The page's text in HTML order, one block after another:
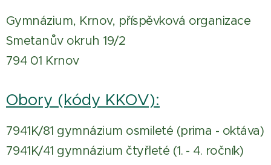
Gymnázium, Krnov, příspěvková organizace
Smetanův okruh 19/2
794 01 Krnov
Obory (kódy KKOV):
7941K/81 gymnázium osmileté (prima - oktáva)
7941K/41 gymnázium čtyřleté (1. - 4. ročník)